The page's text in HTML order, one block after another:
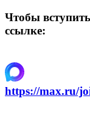
Чтобы
ссылке:
https://max.ru/